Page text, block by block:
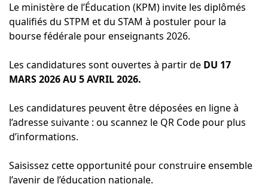
Le ministère de l’Éducation (KPM) invite les diplômés
qualifiés du STPM et du STAM à postuler pour la
bourse fédérale pour enseignants 2026.
Les candidatures sont ouvertes à partir de DU 17
MARS 2026 AU 5 AVRIL 2026.
Les candidatures peuvent être déposées en ligne à
l’adresse suivante : ou scannez le QR Code pour plus
d’informations.
Saisissez cette opportunité pour construire ensemble
l’avenir de l’éducation nationale.